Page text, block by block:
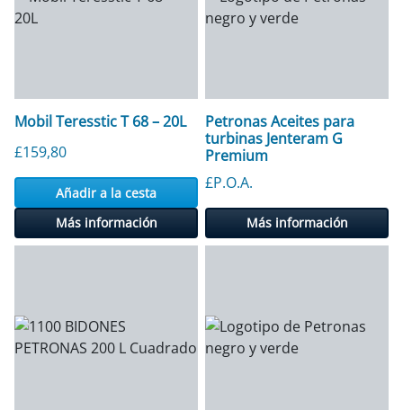
Mobil Teresstic T 68 – 20L
£159,80
Añadir a la cesta
Más información
Petronas Aceites para
turbinas Jenteram G
Premium
£P.O.A.
Más información